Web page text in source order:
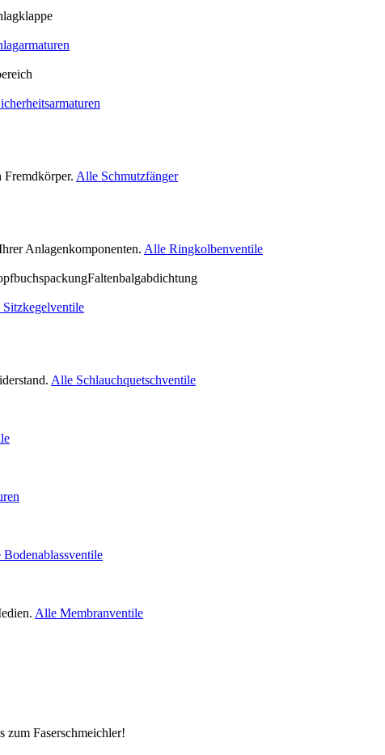
Alle Schmutzfänger
Anlagenkomponenten. Alle Ringkolbenventile
Alle Schlauchquetschventile
Alle Membranventile
zum Faserschmeichler!